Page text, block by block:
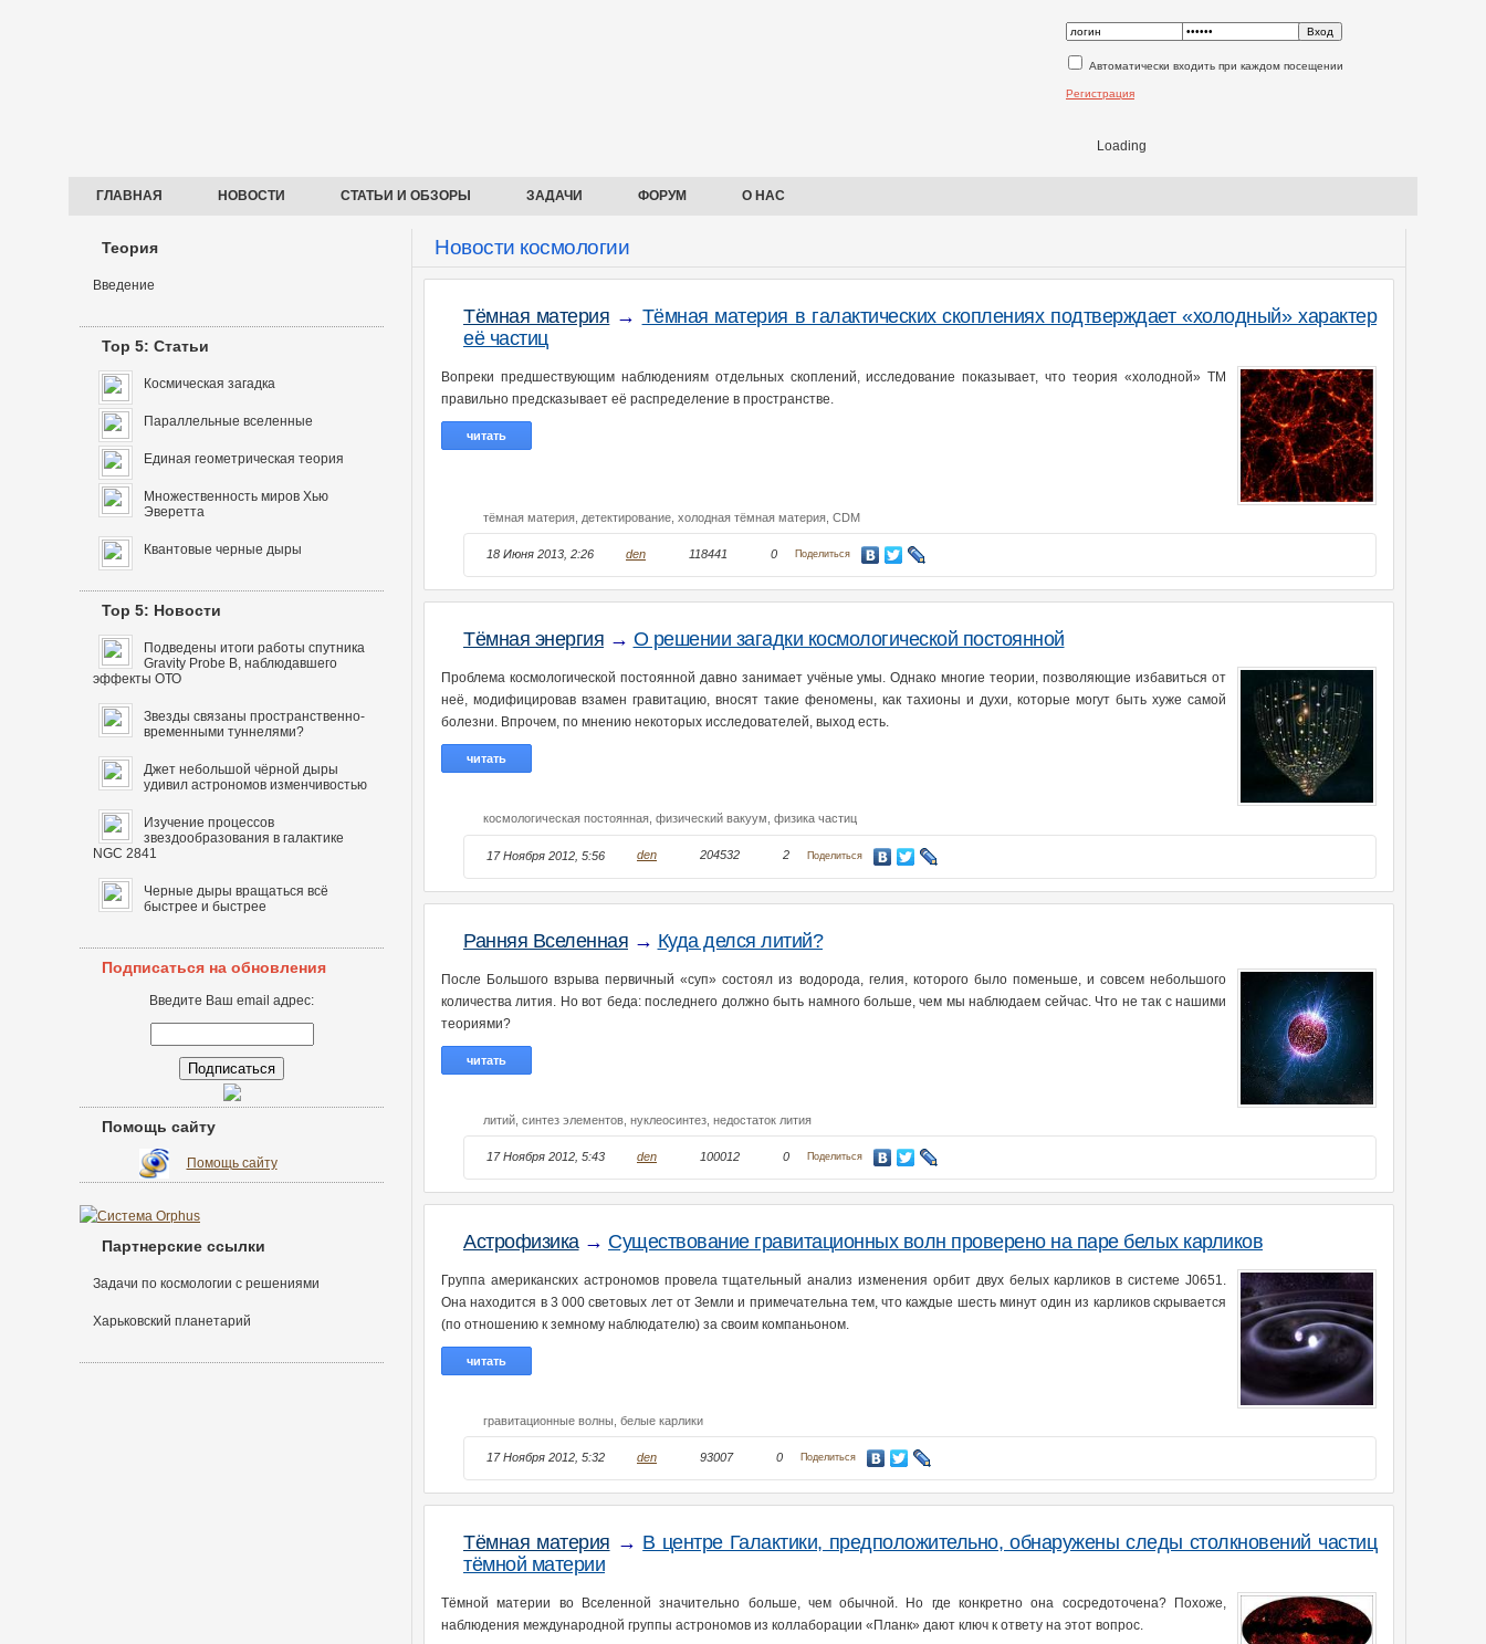
Автоматически входить при каждом посещении
Регистрация
Loading
ГЛАВНАЯ НОВОСТИ СТАТЬИ И ОБЗОРЫ ЗАДАЧИ ФОРУМ О НАС
Новости космологии
Тёмная материя → Тёмная материя в галактических скоплениях подтверждает «холодный» характер
её частиц
Вопреки предшествующим наблюдениям отдельных скоплений, исследование показывает, что теория «холодной» ТМ
правильно предсказывает её распределение в пространстве.
читать
тёмная материя, детектирование, холодная тёмная материя, CDM
18 Июня 2013, 2:26 den 118441 0 Поделиться
Тёмная энергия → О решении загадки космологической постоянной
Проблема космологической постоянной давно занимает учёные умы. Однако многие теории, позволяющие избавиться от
неё, модифицировав взамен гравитацию, вносят такие феномены, как тахионы и духи, которые могут быть хуже самой
болезни. Впрочем, по мнению некоторых исследователей, выход есть.
читать
космологическая постоянная, физический вакуум, физика частиц
17 Ноября 2012, 5:56 den 204532 2 Поделиться
Ранняя Вселенная → Куда делся литий?
После Большого взрыва первичный «суп» состоял из водорода, гелия, которого было поменьше, и совсем небольшого
количества лития. Но вот беда: последнего должно быть намного больше, чем мы наблюдаем сейчас. Что не так с нашими
теориями?
читать
литий, синтез элементов, нуклеосинтез, недостаток лития
17 Ноября 2012, 5:43 den 100012 0 Поделиться
Астрофизика→ Существование гравитационных волн проверено на паре белых карликов
Группа американских астрономов провела тщательный анализ изменения орбит двух белых карликов в системе J0651.
Она находится в 3 000 световых лет от Земли и примечательна тем, что каждые шесть минут один из карликов скрывается
(по отношению к земному наблюдателю) за своим компаньоном.
читать
гравитационные волны, белые карлики
17 Ноября 2012, 5:32 den 93007 0 Поделиться
Тёмная материя → В центре Галактики, предположительно, обнаружены следы столкновений частиц
тёмной материи
Тёмной материи во Вселенной значительно больше, чем обычной. Но где конкретно она сосредоточена? Похоже,
наблюдения международной группы астрономов из коллаборации «Планк» дают ключ к ответу на этот вопрос.
Теория
Введение
Top 5: Статьи
Космическая загадка
Параллельные вселенные
Единая геометрическая теория
Множественность миров Хью
Эверетта
Квантовые черные дыры
Top 5: Новости
Подведены итоги работы спутника
Gravity Probe B, наблюдавшего
эффекты ОТО
Звезды связаны пространственно-
временными туннелями?
Джет небольшой чёрной дыры
удивил астрономов изменчивостью
Изучение процессов
звездообразования в галактике
NGC 2841
Черные дыры вращаться всё
быстрее и быстрее
Подписаться на обновления
Введите Ваш email адрес:
Помощь сайту
Помощь сайту
Партнерские ссылки
Задачи по космологии с решениями
Харьковский планетарий